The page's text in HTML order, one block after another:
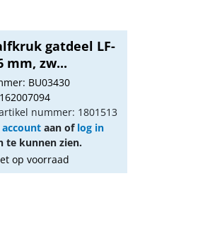
gatdeel LF-
mm, zw...
BU03430
nummer: 1801513
account aan of log in
te kunnen zien.
op voorraad